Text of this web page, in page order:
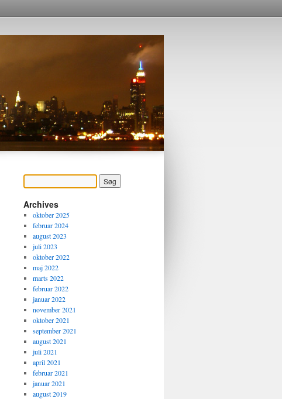
Archives
oktober 2025
februar 2024
august 2023
juli 2023
oktober 2022
maj 2022
marts 2022
februar 2022
januar 2022
november 2021
oktober 2021
september 2021
august 2021
juli 2021
april 2021
februar 2021
januar 2021
august 2019